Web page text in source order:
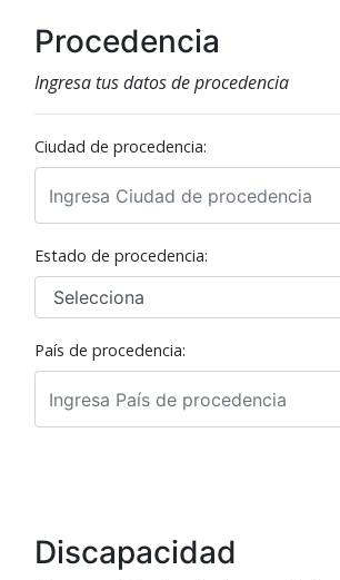
Procedencia
Ingresa tus datos de procedencia
Ciudad de procedencia:
Estado de procedencia:
País de procedencia:
Discapacidad